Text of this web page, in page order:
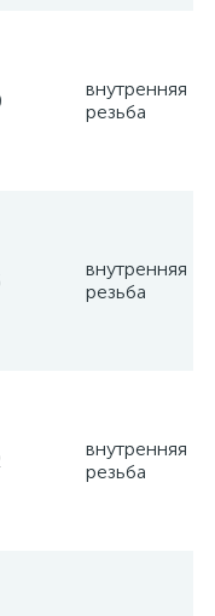
внутренняя
резьба
внутренняя
резьба
внутренняя
резьба